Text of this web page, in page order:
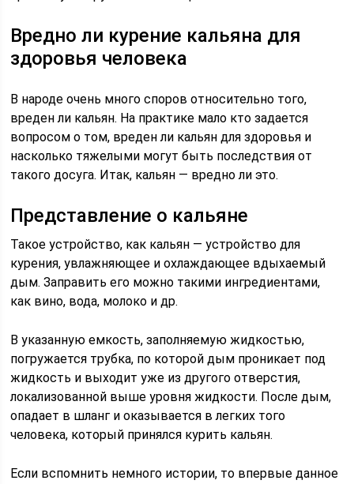
Вредно ли курение кальяна для
здоровья человека
В народе очень много споров относительно того,
вреден ли кальян. На практике мало кто задается
вопросом о том, вреден ли кальян для здоровья и
насколько тяжелыми могут быть последствия от
такого досуга. Итак, кальян — вредно ли это.
Представление о кальяне
Такое устройство, как кальян — устройство для
курения, увлажняющее и охлаждающее вдыхаемый
дым. Заправить его можно такими ингредиентами,
как вино, вода, молоко и др.
В указанную емкость, заполняемую жидкостью,
погружается трубка, по которой дым проникает под
жидкость и выходит уже из другого отверстия,
локализованной выше уровня жидкости. После дым,
опадает в шланг и оказывается в легких того
человека, который принялся курить кальян.
Если вспомнить немного истории, то впервые данное